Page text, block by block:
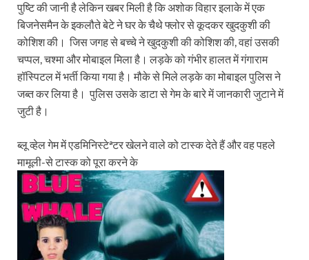
पुष्टि की जानी है लेकिन खबर मिली है कि अशोक विहार इलाके में एक
बिजनेसमैन के इकलौते बेटे ने घर के चैथे फ्लोर से कूदकर खुदकुशी की
कोशिश की। जिस जगह से बच्चे ने खुदकुशी की कोशिश की, वहां उसकी
चप्पल, चश्मा और मोबाइल मिला है। लड़के को गंभीर हालत में गंगाराम
हॉस्पिटल में भर्ती किया गया है। मौके से मिले लड़के का मोबाइल पुलिस ने
जब्त कर लिया है। पुलिस उसके डाटा से गेम के बारे में जानकारी जुटाने में
जुटी है।
ब्लू व्हेल गेम में एडमिनिस्टेªटर खेलने वाले को टास्क देते हैं और वह पहले
मामूली-से टास्क को पूरा करने के